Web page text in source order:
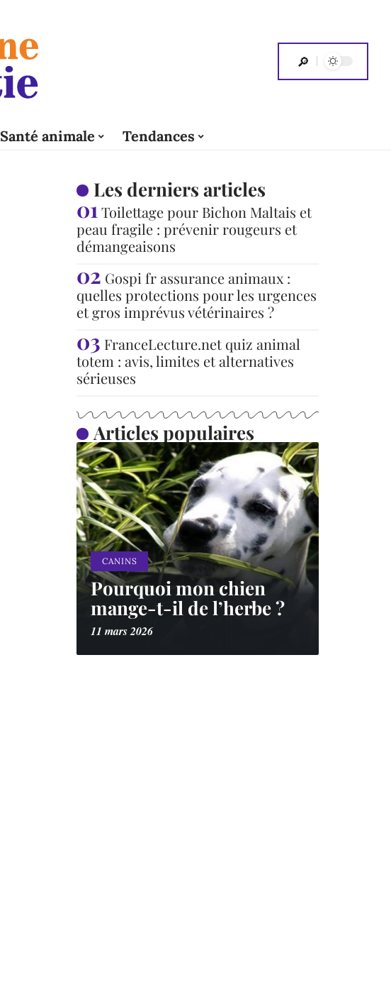
Santé animale Tendances
Les derniers articles
Toilettage pour Bichon Maltais et
peau fragile : prévenir rougeurs et
démangeaisons
Gospi fr assurance animaux :
quelles protections pour les urgences
et gros imprévus vétérinaires ?
FranceLecture.net quiz animal
totem : avis, limites et alternatives
sérieuses
Articles populaires
CANINS
Pourquoi mon chien
mange-t-il de l’herbe ?
11 mars 2026